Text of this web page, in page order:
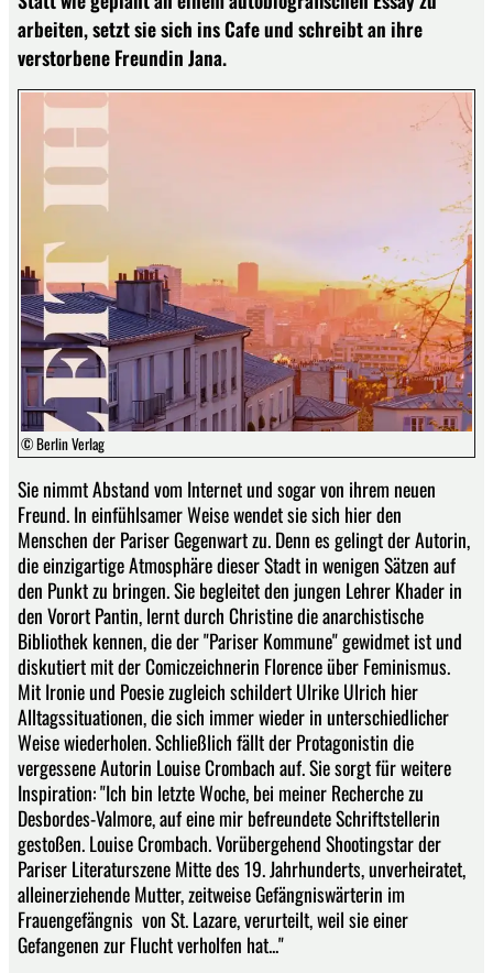
arbeiten, setzt sie sich ins Cafe und schreibt an ihre
verstorbene Freundin Jana.
© Berlin Verlag
Sie nimmt Abstand vom Internet und sogar von ihrem neuen
Freund. In einfühlsamer Weise wendet sie sich hier den
Menschen der Pariser Gegenwart zu. Denn es gelingt der Autorin,
die einzigartige Atmosphäre dieser Stadt in wenigen Sätzen auf
den Punkt zu bringen. Sie begleitet den jungen Lehrer Khader in
den Vorort Pantin, lernt durch Christine die anarchistische
Bibliothek kennen, die der "Pariser Kommune" gewidmet ist und
diskutiert mit der Comiczeichnerin Florence über Feminismus.
Mit Ironie und Poesie zugleich schildert Ulrike Ulrich hier
Alltagssituationen, die sich immer wieder in unterschiedlicher
Weise wiederholen. Schließlich fällt der Protagonistin die
vergessene Autorin Louise Crombach auf. Sie sorgt für weitere
Inspiration: "Ich bin letzte Woche, bei meiner Recherche zu
Desbordes-Valmore, auf eine mir befreundete Schriftstellerin
gestoßen. Louise Crombach. Vorübergehend Shootingstar der
Pariser Literaturszene Mitte des 19. Jahrhunderts, unverheiratet,
alleinerziehende Mutter, zeitweise Gefängniswärterin im
Frauengefängnis von St. Lazare, verurteilt, weil sie einer
Gefangenen zur Flucht verholfen hat..."